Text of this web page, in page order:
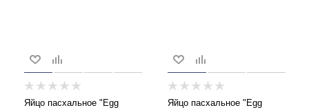
Яйцо пасхальное "Egg
Яйцо пасхальное "Egg